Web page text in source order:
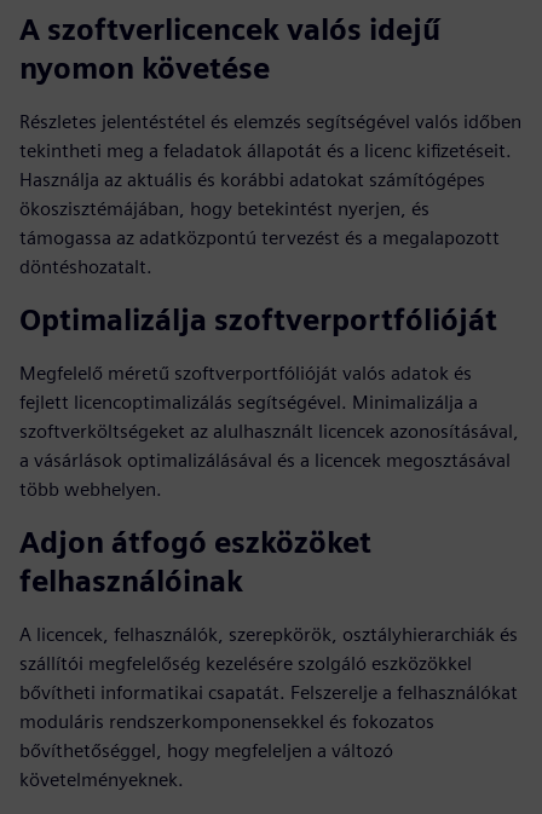
A szoftverlicencek valós idejű
nyomon követése
Részletes jelentéstétel és elemzés segítségével valós időben
tekintheti meg a feladatok állapotát és a licenc kifizetéseit.
Használja az aktuális és korábbi adatokat számítógépes
ökoszisztémájában, hogy betekintést nyerjen, és
támogassa az adatközpontú tervezést és a megalapozott
döntéshozatalt.
Optimalizálja szoftverportfólióját
Megfelelő méretű szoftverportfólióját valós adatok és
fejlett licencoptimalizálás segítségével. Minimalizálja a
szoftverköltségeket az alulhasznált licencek azonosításával,
a vásárlások optimalizálásával és a licencek megosztásával
több webhelyen.
Adjon átfogó eszközöket
felhasználóinak
A licencek, felhasználók, szerepkörök, osztályhierarchiák és
szállítói megfelelőség kezelésére szolgáló eszközökkel
bővítheti informatikai csapatát. Felszerelje a felhasználókat
moduláris rendszerkomponensekkel és fokozatos
bővíthetőséggel, hogy megfeleljen a változó
követelményeknek.